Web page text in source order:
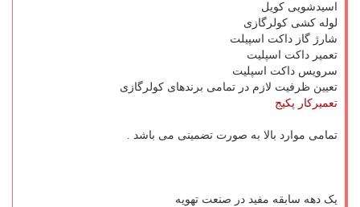
اسیدشویی کویل
لوله کشی کولرگازی
شارژ گاز داکت اسپیلت
تعمیر داکت اسپلیت
سرویس داکت اسپلیت
تعیین ظرفیت لازم در تمامی برندهای کولرگازی
تعمیرکار پکیج
تمامی موارد بالا به صورت تضمینی می باشد .
یک دهه سابقه مفید در صنعت تهویه